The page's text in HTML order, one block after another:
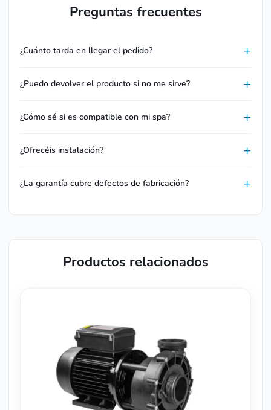
Preguntas frecuentes
¿Cuánto tarda en llegar el pedido?
¿Puedo devolver el producto si no me sirve?
¿Cómo sé si es compatible con mi spa?
¿Ofrecéis instalación?
¿La garantía cubre defectos de fabricación?
Productos relacionados